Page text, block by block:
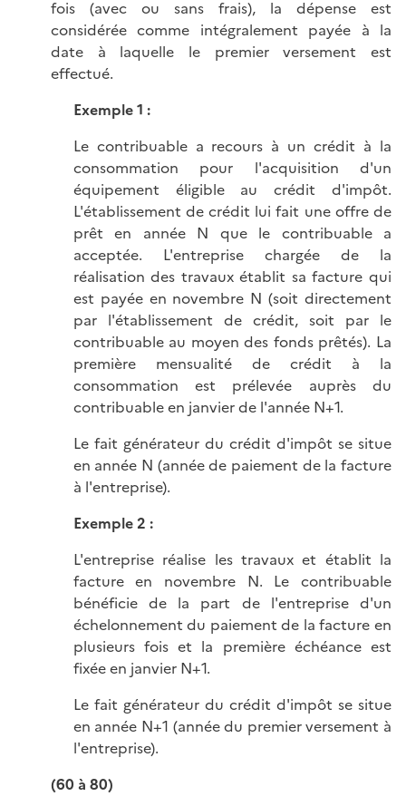
fois (avec ou sans frais), la dépense est
considérée comme intégralement payée à la
date à laquelle le premier versement est
effectué.
Exemple 1 :
Le contribuable a recours à un crédit à la
consommation pour l'acquisition d'un
équipement éligible au crédit d'impôt.
L'établissement de crédit lui fait une offre de
prêt en année N que le contribuable a
acceptée. L'entreprise chargée de la
réalisation des travaux établit sa facture qui
est payée en novembre N (soit directement
par l'établissement de crédit, soit par le
contribuable au moyen des fonds prêtés). La
première mensualité de crédit à la
consommation est prélevée auprès du
contribuable en janvier de l'année N+1.
Le fait générateur du crédit d'impôt se situe
en année N (année de paiement de la facture
à l'entreprise).
Exemple 2 :
L'entreprise réalise les travaux et établit la
facture en novembre N. Le contribuable
bénéficie de la part de l'entreprise d'un
échelonnement du paiement de la facture en
plusieurs fois et la première échéance est
fixée en janvier N+1.
Le fait générateur du crédit d'impôt se situe
en année N+1 (année du premier versement à
l'entreprise).
(60 à 80)